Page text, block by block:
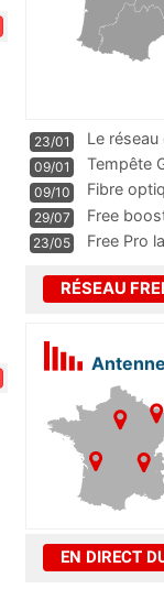
23/01
Le
m
09/01
Tempête
09/10
Fibre
pass
29/07
Free
23/05 Free Pro
RÉSEAU
EN DIRECT